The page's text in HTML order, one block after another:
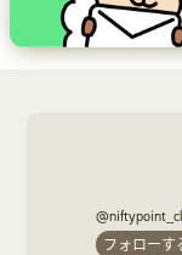
フォローす